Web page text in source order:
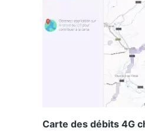
Carte des débits 4G